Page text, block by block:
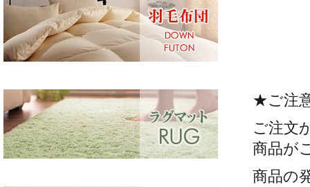
★ご注
ご注文
商品が
商品の